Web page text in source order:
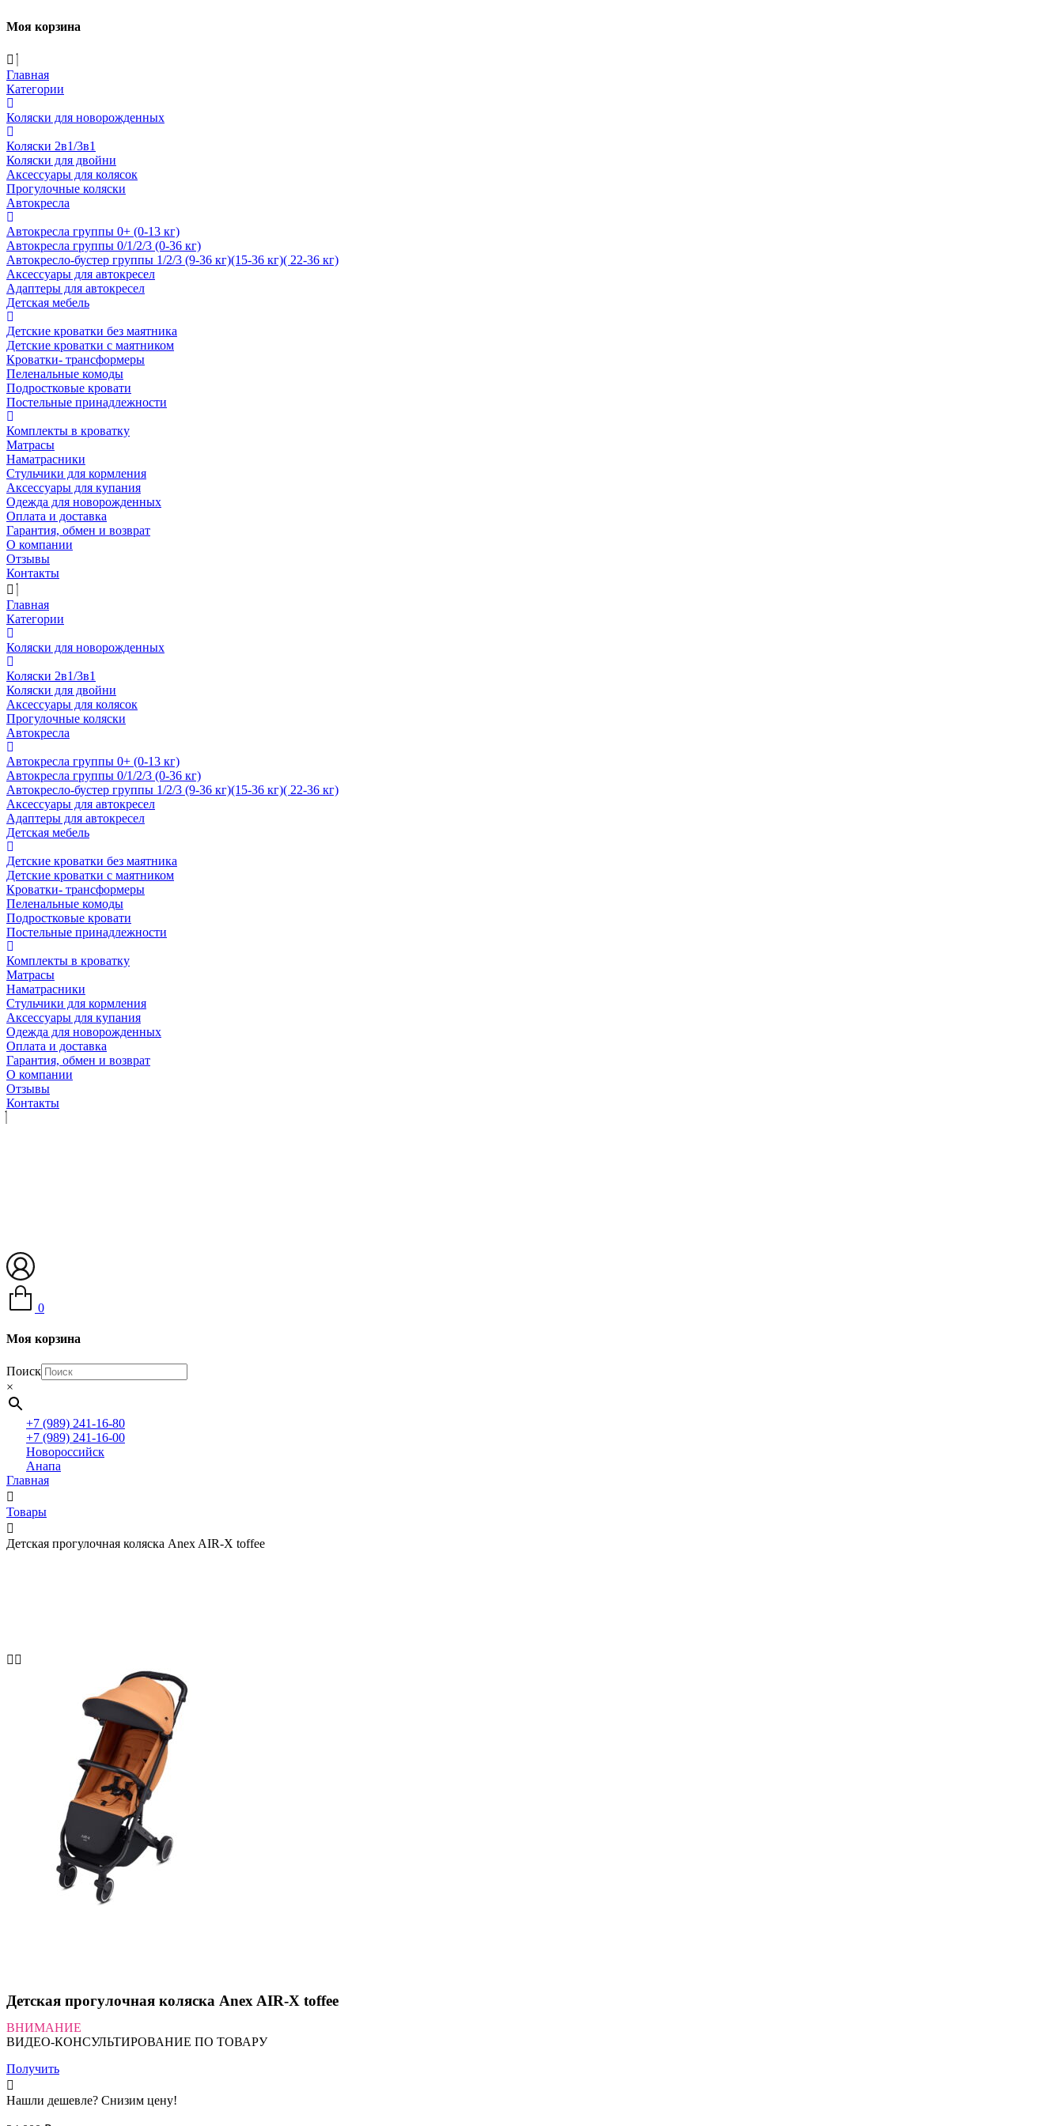
Моя корзина
Главная
Категории
Коляски для новорожденных
Коляски 2в1/3в1
Коляски для двойни
Аксессуары для колясок
Прогулочные коляски
Автокресла
Автокресла группы 0+ (0-13 кг)
Автокресла группы 0/1/2/3 (0-36 кг)
Автокресло-бустер группы 1/2/3 (9-36 кг)(15-36 кг)( 22-36 кг)
Аксессуары для автокресел
Адаптеры для автокресел
Детская мебель
Детские кроватки без маятника
Детские кроватки с маятником
Кроватки- трансформеры
Пеленальные комоды
Подростковые кровати
Постельные принадлежности
Комплекты в кроватку
Матрасы
Наматрасники
Стульчики для кормления
Аксессуары для купания
Одежда для новорожденных
Оплата и доставка
Гарантия, обмен и возврат
О компании
Отзывы
Контакты
Главная
Категории
Коляски для новорожденных
Коляски 2в1/3в1
Коляски для двойни
Аксессуары для колясок
Прогулочные коляски
Автокресла
Автокресла группы 0+ (0-13 кг)
Автокресла группы 0/1/2/3 (0-36 кг)
Автокресло-бустер группы 1/2/3 (9-36 кг)(15-36 кг)( 22-36 кг)
Аксессуары для автокресел
Адаптеры для автокресел
Детская мебель
Детские кроватки без маятника
Детские кроватки с маятником
Кроватки- трансформеры
Пеленальные комоды
Подростковые кровати
Постельные принадлежности
Комплекты в кроватку
Матрасы
Наматрасники
Стульчики для кормления
Аксессуары для купания
Одежда для новорожденных
Оплата и доставка
Гарантия, обмен и возврат
О компании
Отзывы
Контакты
0
Моя корзина
Поиск
×
+7 (989) 241-16-80
+7 (989) 241-16-00
Новороссийск
Анапа
Главная
Товары
Детская прогулочная коляска Anex AIR-X toffee
Детская прогулочная коляска Anex AIR-X toffee
ВНИМАНИЕ
ВИДЕО-КОНСУЛЬТИРОВАНИЕ ПО ТОВАРУ
Получить
Нашли дешевле? Снизим цену!